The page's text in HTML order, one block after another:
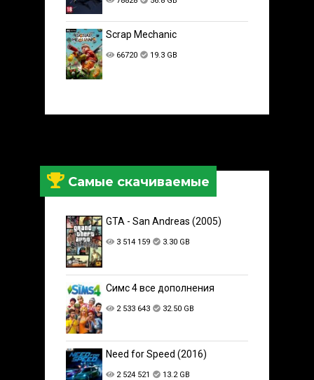
Scrap Mechanic
66720 19.3 GB
Самые скачиваемые
GTA - San Andreas (2005)
3 514 159 3.30 GB
Симс 4 все дополнения
2 533 643 32.50 GB
Need for Speed (2016)
2 524 521 13.2 GB